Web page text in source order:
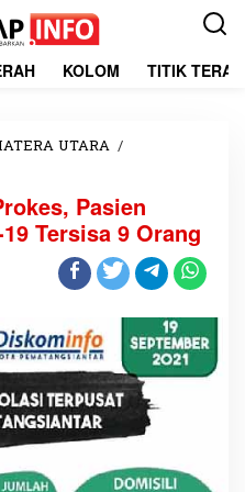
KOLOM TITIK
UTARA /
Pasien
Tersisa 9 Orang